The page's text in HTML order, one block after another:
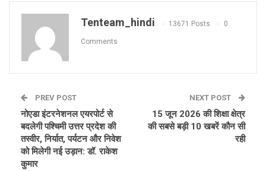
Tenteam_hindi 13671 Posts 0
Comments
PREV POST
नोएडा इंटरनेशनल एयरपोर्ट से
बदलेगी पश्चिमी उत्तर प्रदेश की
तस्वीर, निर्यात, पर्यटन और निवेश
को मिलेगी नई उड़ान: डॉ. राकेश
कुमार
NEXT POST
15 जून 2026 की शिक्षा क्षेत्र
की सबसे बड़ी 10 खबरें कौन सी
रही